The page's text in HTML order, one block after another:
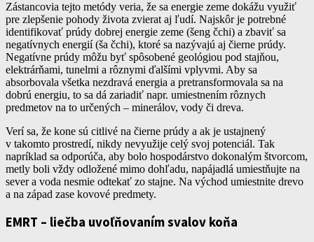
Zástancovia tejto metódy veria, že sa energie zeme dokážu využiť
pre zlepšenie pohody života zvierat aj ľudí. Najskôr je potrebné
identifikovať prúdy dobrej energie zeme (šeng čchi) a zbaviť sa
negatívnych energií (ša čchi), ktoré sa nazývajú aj čierne prúdy.
Negatívne prúdy môžu byť spôsobené geológiou pod stajňou,
elektrárňami, tunelmi a rôznymi ďalšími vplyvmi. Aby sa
absorbovala všetka nezdravá energia a pretransformovala sa na
dobrú energiu, to sa dá zariadiť napr. umiestnením rôznych
predmetov na to určených – minerálov, vody či dreva.
Verí sa, že kone sú citlivé na čierne prúdy a ak je ustajnený
v takomto prostredí, nikdy nevyužije celý svoj potenciál. Tak
napríklad sa odporúča, aby bolo hospodárstvo dokonalým štvorcom,
metly boli vždy odložené mimo dohľadu, napájadlá umiestňujte na
sever a voda nesmie odtekať zo stajne. Na východ umiestnite drevo
a na západ zase kovové predmety.
EMRT – liečba uvoľňovaním svalov koňa